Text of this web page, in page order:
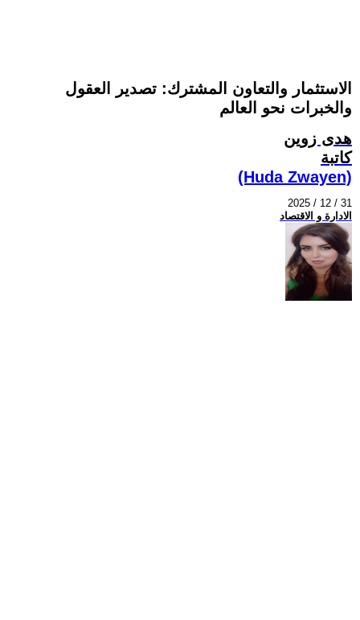
الاستثمار والتعاون المشترك: تصدير العقول
والخبرات نحو العالم
هدى زوين
كاتبة
(Huda Zwayen)
2025 / 12 / 31
الادارة و الاقتصاد